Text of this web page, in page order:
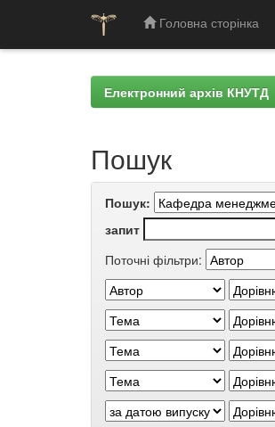
Головна сторінка
Електронний архів КНУТД
Пошук
Пошук:
запит
Поточні фільтри: